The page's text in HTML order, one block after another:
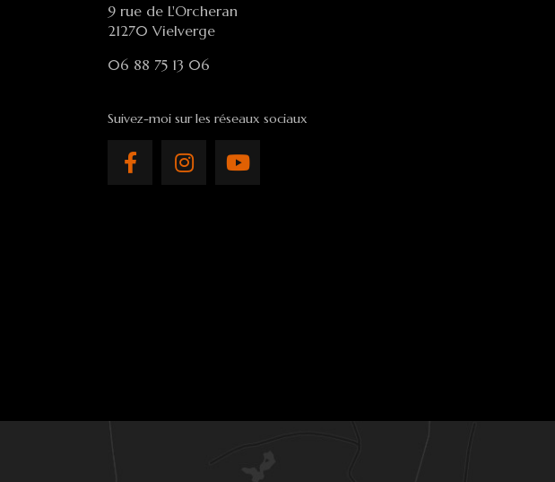
9 rue de L'Orcheran
21270 Vielverge
06 88 75 13 06
Suivez-moi sur les réseaux sociaux